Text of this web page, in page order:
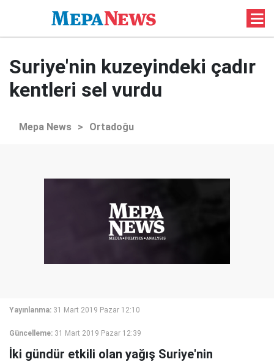
Suriye'nin kuzeyindeki çadır
kentleri sel vurdu
Mepa News > Ortadoğu
Yayınlanma: 31 Mart 2019 Pazar 12:10
Güncelleme: 31 Mart 2019 Pazar 12:39
İki gündür etkili olan yağış Suriye'nin